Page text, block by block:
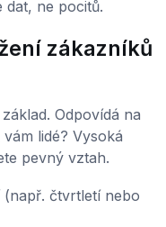
dat, ne pocitů.
zákazníků
základ. Odpovídá na
lidé? Vysoká
pevný vztah.
čtvrtletí nebo